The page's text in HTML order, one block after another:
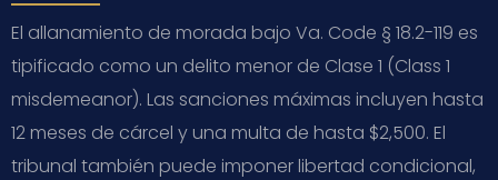
El allanamiento de morada bajo Va. Code § 18.2-119 es
tipificado como un delito menor de Clase 1 (Class 1
misdemeanor). Las sanciones máximas incluyen hasta
12 meses de cárcel y una multa de hasta $2,500. El
tribunal también puede imponer libertad condicional,